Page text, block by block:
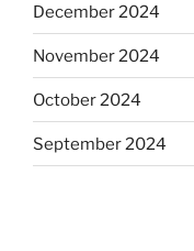
December 2024
November 2024
October 2024
September 2024